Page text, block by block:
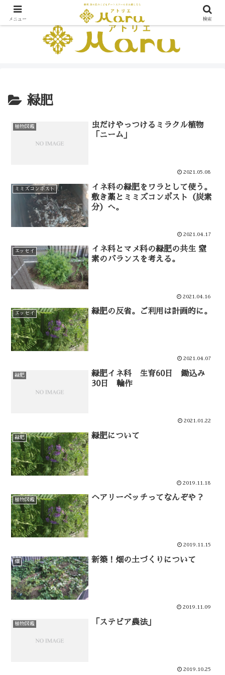
緑肥
植物図鑑
虫だけやっつけるミラクル植物
「ニーム」
2021.05.08
ミミズコンポスト
イネ科の緑肥をワラとして使う。
敷き藁とミミズコンポスト（炭素
分）へ。
2021.04.17
エッセイ
イネ科とマメ科の緑肥の共生 窒
素のバランスを考える。
2021.04.16
エッセイ 緑肥の反省。ご利用は計画的に。
2021.04.07
緑肥
緑肥イネ科 生育60日 鋤込み
30日 輪作
2021.01.22
緑肥 緑肥について
2019.11.18
植物図鑑 ヘアリーベッチってなんぞや？
2019.11.15
畑 新築！畑の土づくりについて
2019.11.09
植物図鑑 「ステビア農法」
2019.10.25
メニュー 検索